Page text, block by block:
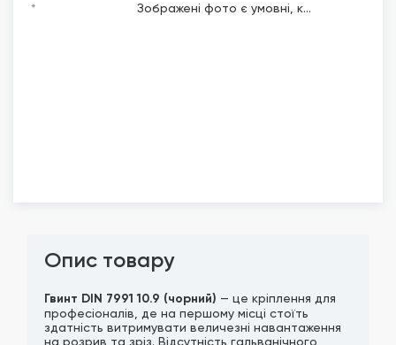
* Зображені фото є умовні, к...
Опис товару
Гвинт DIN 7991 10.9 (чорний) — це кріплення для
професіоналів, де на першому місці стоїть
здатність витримувати величезні навантаження
на розрив та зріз. Відсутність гальванічного